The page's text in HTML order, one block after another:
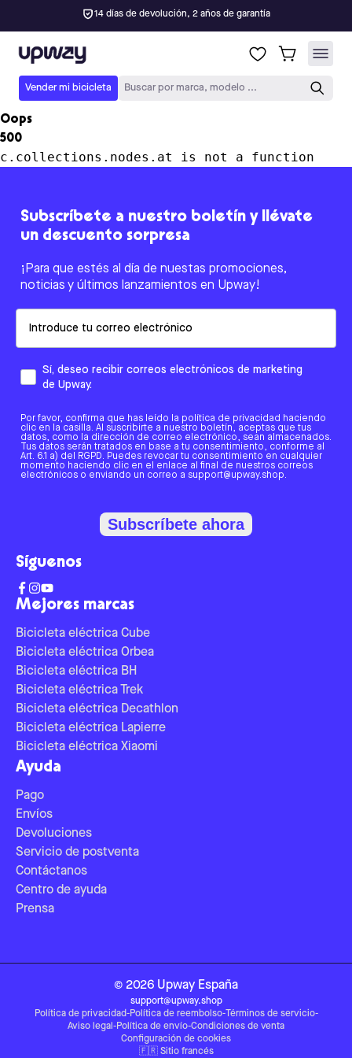
14 días de devolución, 2 años de garantía
Upway
Vender mi bicicleta Buscar por marca, modelo ...
Oops
500
c.collections.nodes.at is not a function
Mejores marcas
Bicicleta eléctrica Cube
Bicicleta eléctrica Orbea
Bicicleta eléctrica BH
Bicicleta eléctrica Trek
Bicicleta eléctrica Decathlon
Bicicleta eléctrica Lapierre
Bicicleta eléctrica Xiaomi
Ayuda
Pago
Envíos
Devoluciones
Servicio de postventa
Contáctanos
Centro de ayuda
Prensa
Subscríbete a nuestro boletín y llévate
un descuento sorpresa
¡Para que estés al día de nuestas promociones,
noticias y últimos lanzamientos en Upway!
Sí, deseo recibir correos electrónicos de marketing
de Upway.
Por favor, confirma que has leído la política de privacidad haciendo
clic en la casilla. Al suscribirte a nuestro boletín, aceptas que tus
datos, como la dirección de correo electrónico, sean almacenados.
Tus datos serán tratados en base a tu consentimiento, conforme al
Art. 6.1 a) del RGPD. Puedes revocar tu consentimiento en cualquier
momento haciendo clic en el enlace al final de nuestros correos
electrónicos o enviando un correo a support@upway.shop.
Subscríbete ahora
Síguenos
© 2026 Upway España
support@upway.shop
Política de privacidad-Política de reembolso-Términos de servicio-
Aviso legal -Política de envío-Condiciones de venta
Configuración de cookies
🇫🇷 Sitio francés